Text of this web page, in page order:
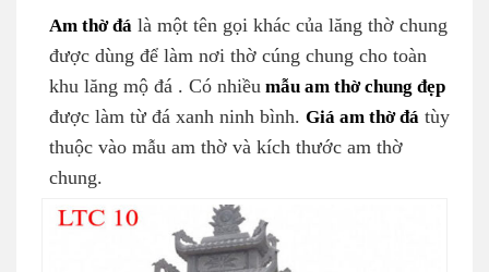
Am thờ đá là một tên gọi khác của lăng thờ chung
được dùng để làm nơi thờ cúng chung cho toàn
khu lăng mộ đá . Có nhiều mẫu am thờ chung đẹp
được làm từ đá xanh ninh bình. Giá am thờ đá tùy
thuộc vào mẫu am thờ và kích thước am thờ
chung.